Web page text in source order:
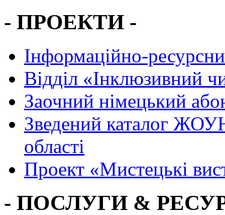
- ПРОЕКТИ -
Інформаційно-
Вiддiл «Інклюзивний
Заочний німецький
Зведений каталог
області
Проект «Мистецькі
- ПОСЛУГИ &